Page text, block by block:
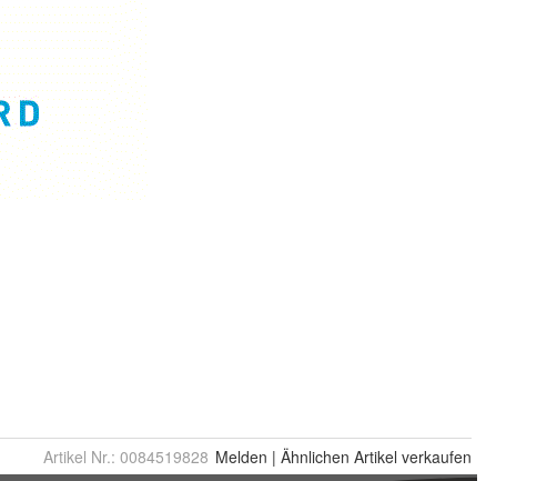
Artikel Nr.: 0084519828 Melden | Ähnlichen Artikel verkaufen